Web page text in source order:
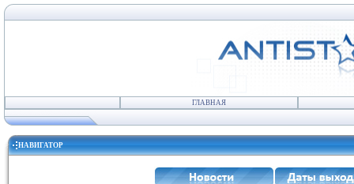
ГЛАВНАЯ
НАВИГАТОР